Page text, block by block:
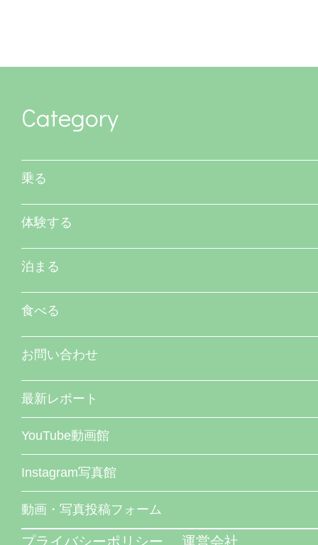
Category
乗る
体験する
泊まる
食べる
お問い合わせ
最新レポート
YouTube動画館
Instagram写真館
動画・写真投稿フォーム
プライバシーポリシー 運営会社